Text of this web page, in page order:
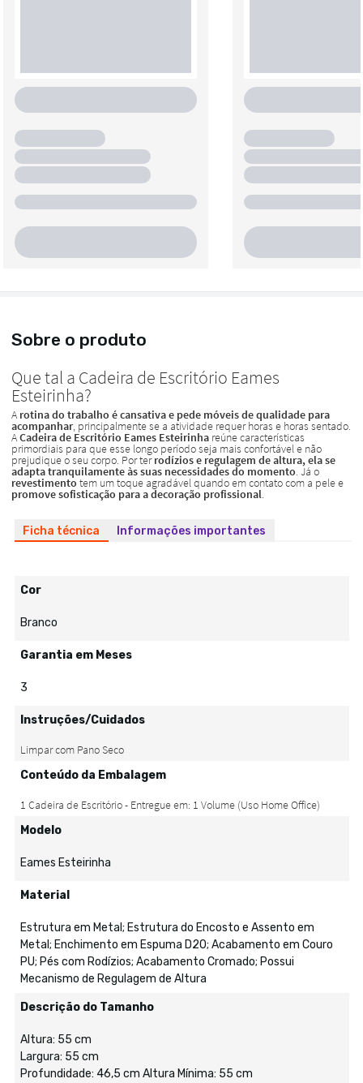
Sobre o produto
Ficha técnica Informações importantes
Cor
Branco
Garantia em Meses
3
Instruções/Cuidados
Conteúdo da Embalagem
Modelo
Eames Esteirinha
Material
Estrutura em Metal; Estrutura do Encosto e Assento em
Metal; Enchimento em Espuma D20; Acabamento em Couro
PU; Pés com Rodízios; Acabamento Cromado; Possui
Mecanismo de Regulagem de Altura
Descrição do Tamanho
Altura: 55 cm
Largura: 55 cm
Profundidade: 46,5 cm Altura Mínima: 55 cm